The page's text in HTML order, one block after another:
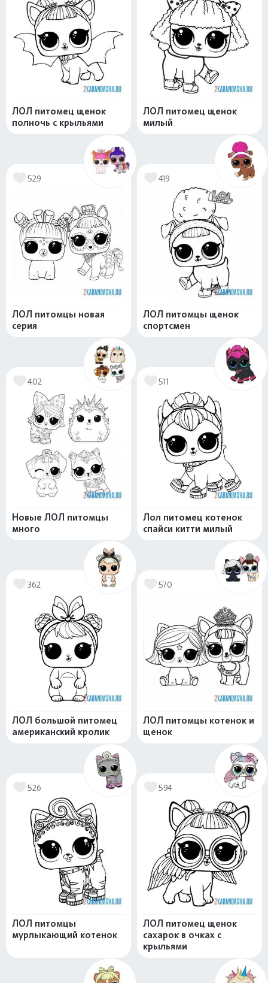
ЛОЛ питомец щенок
полночь с крыльями
ЛОЛ питомец щенок
милый
529
ЛОЛ питомцы новая
серия
419
ЛОЛ питомцы щенок
спортсмен
402
Новые ЛОЛ питомцы
много
511
Лол питомец котенок
спайси китти милый
362
ЛОЛ большой питомец
американский кролик
570
ЛОЛ питомцы котенок и
щенок
526
ЛОЛ питомцы
мурлыкающий котенок
594
ЛОЛ питомец щенок
сахарок в очках с
крыльями